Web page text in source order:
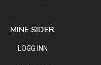
MINE SIDER
LOGG INN